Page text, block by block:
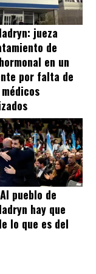
jueza
de
en un
por falta de
pueblo de
hay que
lo que es del